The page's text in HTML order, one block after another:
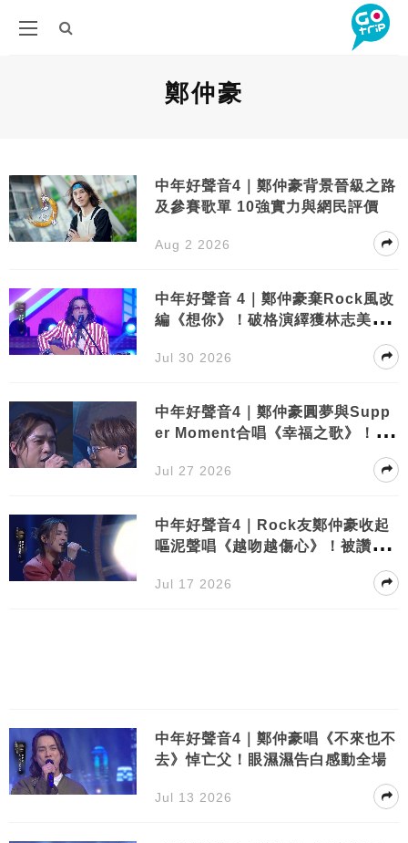
鄭仲豪
中年好聲音4｜鄭仲豪背景晉級之路
及參賽歌單 10強實力與網民評價
Aug 2 2026
中年好聲音 4｜鄭仲豪棄Rock風改
編《想你》！破格演繹獲林志美激
Jul 30 2026
中年好聲音4｜鄭仲豪圓夢與Supp
er Moment合唱《幸福之歌》！肥
Jul 27 2026
中年好聲音4｜Rock友鄭仲豪收起
嘔泥聲唱《越吻越傷心》！被讚倍
Jul 17 2026
中年好聲音4｜鄭仲豪唱《不來也不
去》悼亡父！眼濕濕告白感動全場
Jul 13 2026